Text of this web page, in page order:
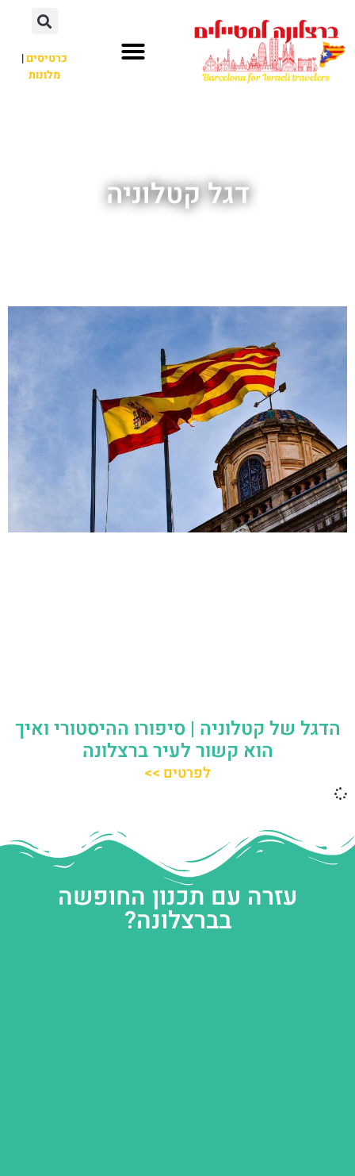
כרטיסים|
מלונות
דגל קטלוניה
הדגל של קטלוניה | סיפורו ההיסטורי ואיך
הוא קשור לעיר ברצלונה
לפרטים >>
עזרה עם תכנון החופשה
בברצלונה?